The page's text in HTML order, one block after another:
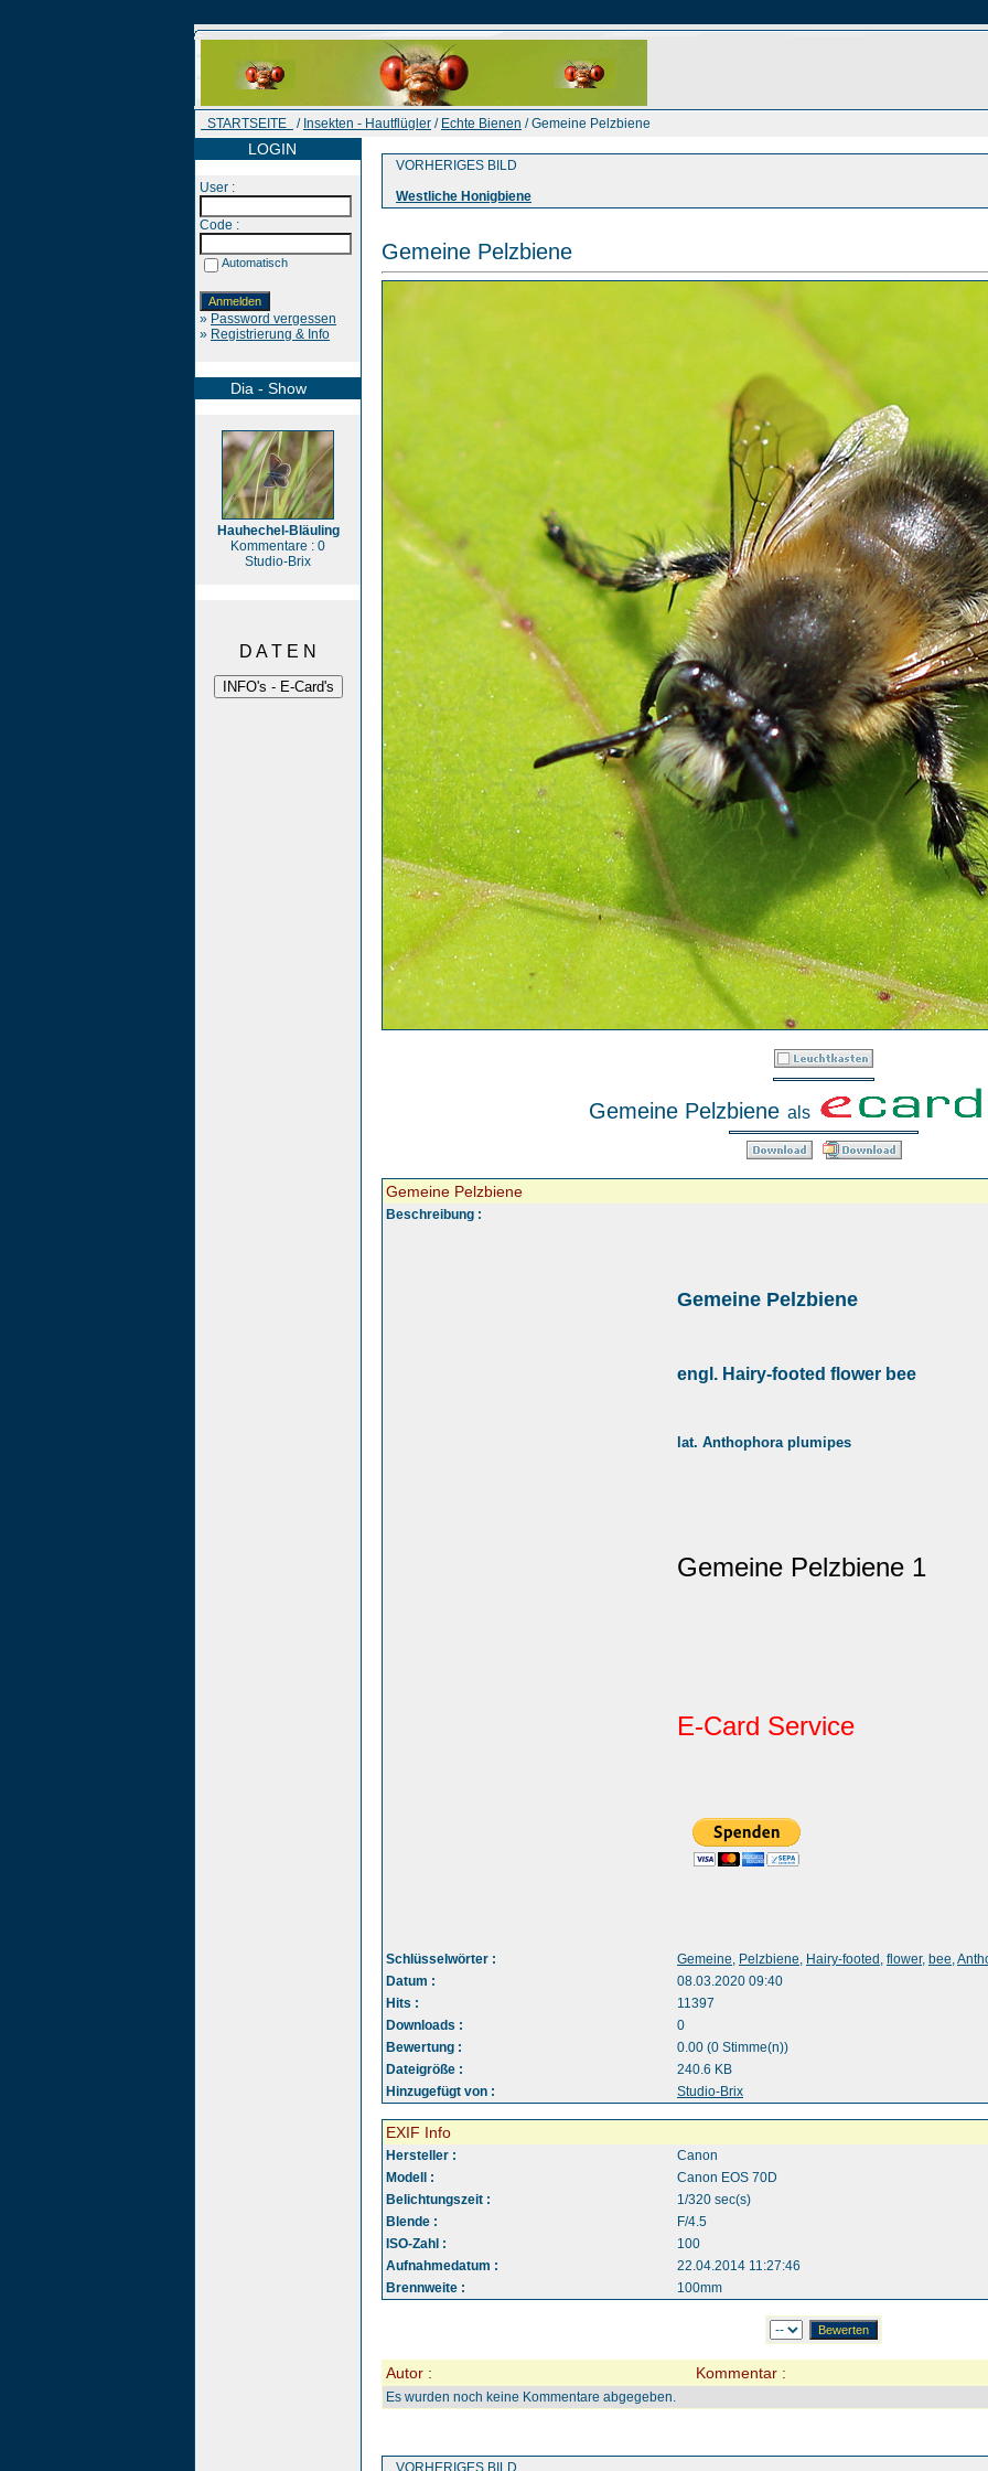
STARTSEITE / Insekten - Hautflügler / Echte Bienen / Gemeine Pelzbiene
LOGIN
User :
Code :
Automatisch
» Password vergessen
» Registrierung & Info
Dia - Show
Hauhechel-Bläuling
Kommentare : 0
Studio-Brix
D A T E N
VORHERIGES BILD
Westliche Honigbiene
Gemeine Pelzbiene
Gemeine Pelzbiene als
Gemeine Pelzbiene
Beschreibung :
Gemeine Pelzbiene
engl. Hairy-footed flower bee
lat. Anthophora plumipes
Gemeine Pelzbiene 1
E-Card Service
Schlüsselwörter : Gemeine, Pelzbiene, Hairy-footed , flower, bee,
Datum :
08.03.2020 09:40
Hits :
11397
Downloads :
0
Bewertung :
0.00 (0 Stimme(n))
Dateigröße :
240.6 KB
Hinzugefügt von :
Studio-Brix
EXIF Info
Hersteller :
Canon
Modell :
Canon EOS 70D
Belichtungszeit :
1/320 sec(s)
Blende :
F/4.5
ISO-Zahl :
100
Aufnahmedatum :
22.04.2014 11:27:46
Brennweite :
100mm
Autor : Kommentar :
Es wurden noch keine Kommentare abgegeben.
VORHERIGES BILD